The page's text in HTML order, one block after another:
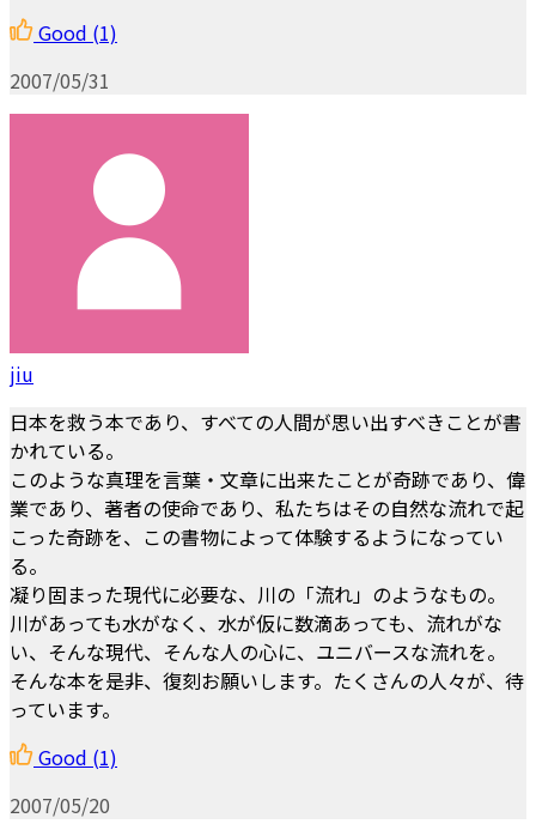
Good (1)
2007/05/31
jiu
日本を救う本であり、すべての人間が思い出すべきことが書
かれている。
このような真理を言葉・文章に出来たことが奇跡であり、偉
業であり、著者の使命であり、私たちはその自然な流れで起
こった奇跡を、この書物によって体験するようになってい
る。
凝り固まった現代に必要な、川の「流れ」のようなもの。
川があっても水がなく、水が仮に数滴あっても、流れがな
い、そんな現代、そんな人の心に、ユニバースな流れを。
そんな本を是非、復刻お願いします。たくさんの人々が、待
っています。
Good (1)
2007/05/20